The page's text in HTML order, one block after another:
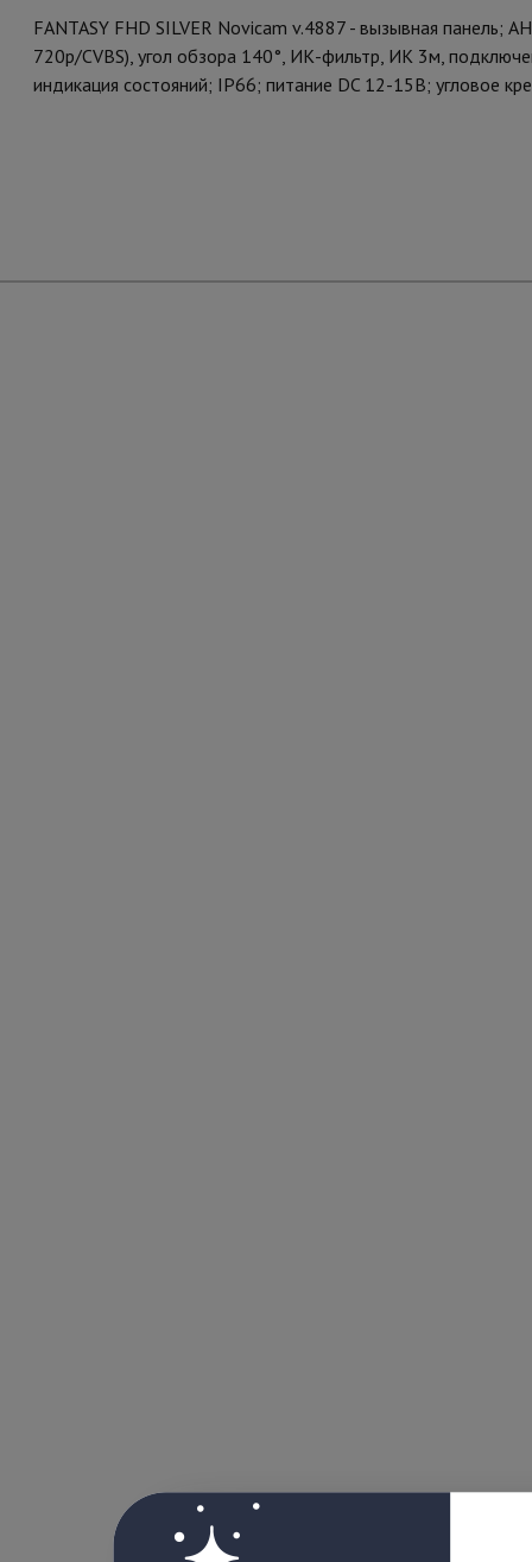
FANTASY FHD SILVER Novicam v.4887 - вызывная панель;
720p/CVBS), угол обзора 140°, ИК-фильтр, ИК 3м,
индикация состояний; IP66; питание DC 12-15В; угловое